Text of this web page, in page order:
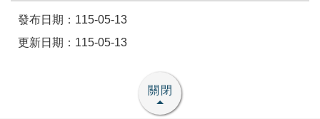
發布日期：115-05-13
更新日期：115-05-13
關閉